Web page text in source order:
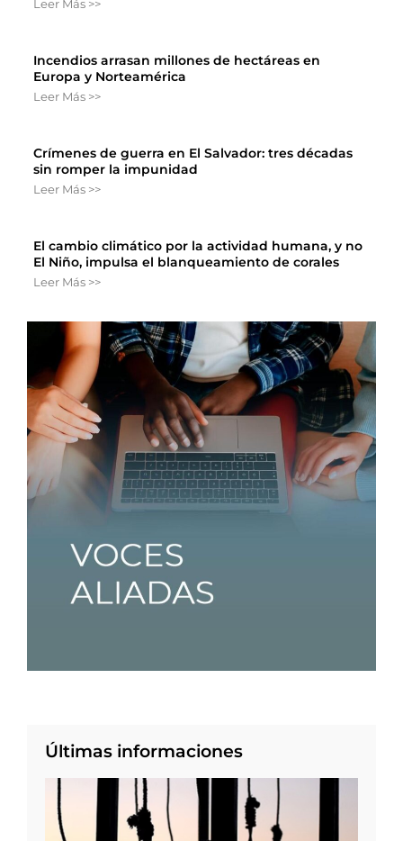
Leer Más >>
Incendios arrasan millones de hectáreas en
Europa y Norteamérica
Leer Más >>
Crímenes de guerra en El Salvador: tres décadas
sin romper la impunidad
Leer Más >>
El cambio climático por la actividad humana, y no
El Niño, impulsa el blanqueamiento de corales
Leer Más >>
Últimas informaciones